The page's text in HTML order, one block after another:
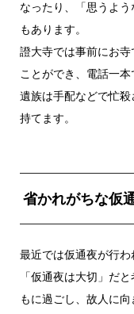
なったり、「思うよ
もあります。
證大寺では事前にお寺
ことができ、電話一本
遺族は手配などで忙
持てます。
省かれがちな仮
最近では仮通夜が行
「仮通夜は大切」だ
もに過ごし、故人に向